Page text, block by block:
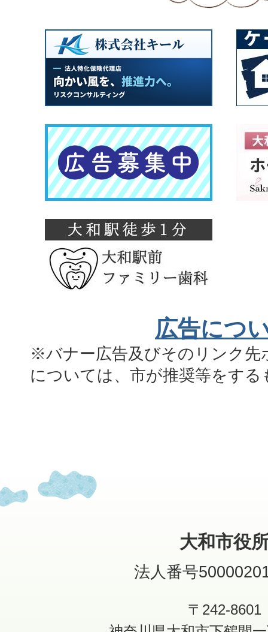
広告につ
※バナー広告及びそのリンク先
については、市が推奨等をす
大和市役
法人番号
〒242-8601